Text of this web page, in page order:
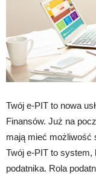
Twój e-PIT to nowa
Finansów. Już na
mają mieć możliwość
Twój e-PIT to system,
podatnika. Rola